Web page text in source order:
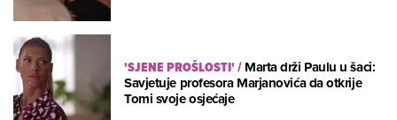
'SJENE PROŠLOSTI'/Marta drži Paulu u šaci:
Savjetuje profesora Marjanovića da otkrije
Tomi svoje osjećaje